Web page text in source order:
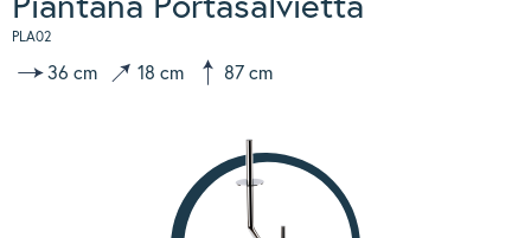
PLA02
36 cm 18 cm 87 cm